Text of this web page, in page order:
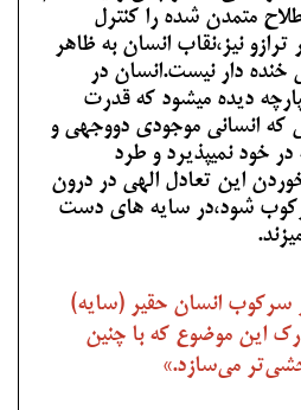
متمدن شده را کنترل
نیز،نقاب انسان به ظاهر
خنده دار نیست.انسان در
دیده میشود که قدرت
که انسانی موجودی دووجهی و
خود نمیپذیرد و طرد
این تعادل الهی در درون
شود،در سایه های دست
سرکوب انسان حقیر (سایه)
این موضوع که با چنین
می‌سازد.»